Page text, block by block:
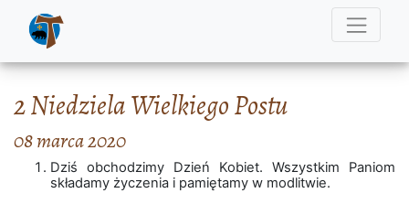
2 Niedziela Wielkiego Postu
08 marca 2020
Dziś obchodzimy Dzień Kobiet. Wszystkim Paniom
składamy życzenia i pamiętamy w modlitwie.